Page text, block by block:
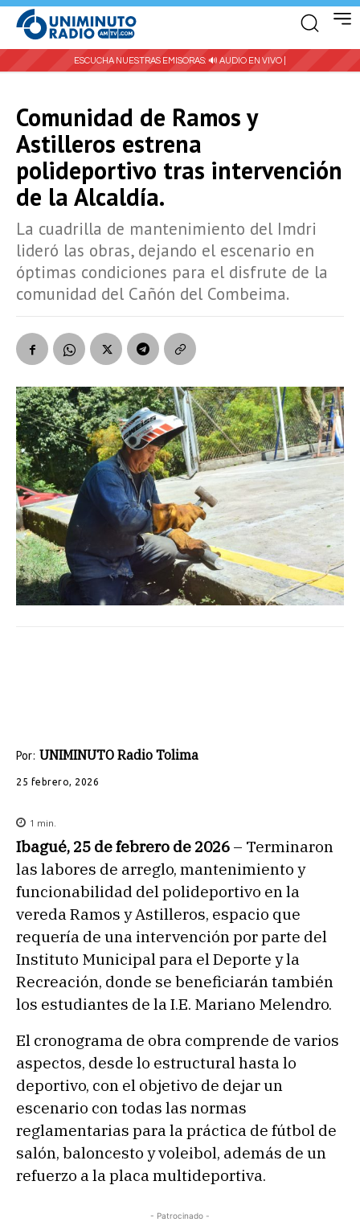
ESCUCHA NUESTRAS EMISORAS: 🔊 AUDIO EN VIVO |
Comunidad de Ramos y
Astilleros estrena
polideportivo tras intervención
de la Alcaldía.
La cuadrilla de mantenimiento del Imdri
lideró las obras, dejando el escenario en
óptimas condiciones para el disfrute de la
comunidad del Cañón del Combeima.
Por: UNIMINUTO Radio Tolima
25 febrero, 2026
1 min.
Ibagué, 25 de febrero de 2026 – Terminaron
las labores de arreglo, mantenimiento y
funcionabilidad del polideportivo en la
vereda Ramos y Astilleros, espacio que
requería de una intervención por parte del
Instituto Municipal para el Deporte y la
Recreación, donde se beneficiarán también
los estudiantes de la I.E. Mariano Melendro.
El cronograma de obra comprende de varios
aspectos, desde lo estructural hasta lo
deportivo, con el objetivo de dejar un
escenario con todas las normas
reglamentarias para la práctica de fútbol de
salón, baloncesto y voleibol, además de un
refuerzo a la placa multideportiva.
- Patrocinado -